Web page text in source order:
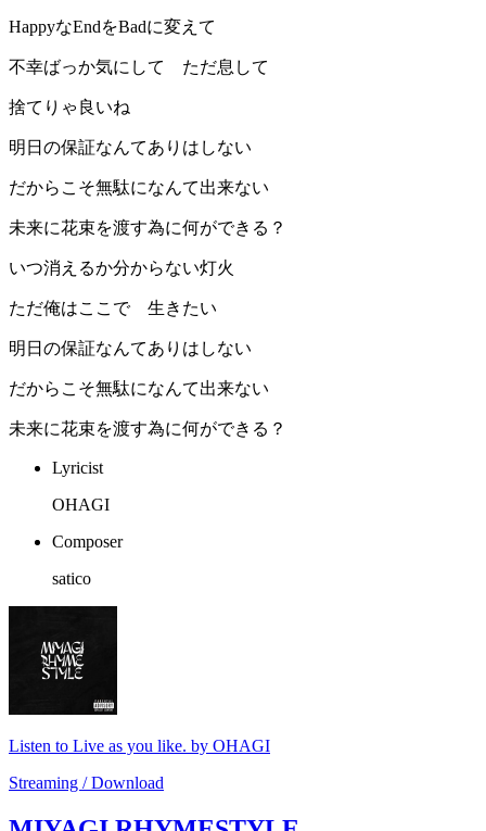
HappyなEndをBadに変えて
不幸ばっか気にして ただ息して
捨てりゃ良いね
明日の保証なんてありはしない
だからこそ無駄になんて出来ない
未来に花束を渡す為に何ができる？
いつ消えるか分からない灯火
ただ俺はここで 生きたい
明日の保証なんてありはしない
だからこそ無駄になんて出来ない
未来に花束を渡す為に何ができる？
Lyricist
OHAGI
Composer
satico
Listen to Live as you like. by OHAGI
Streaming / Download